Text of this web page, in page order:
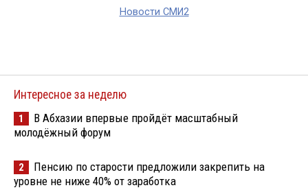
Новости СМИ2
Интересное за неделю
1
В Абхазии впервые пройдёт масштабный
молодёжный форум
2
Пенсию по старости предложили закрепить на
уровне не ниже 40% от заработка